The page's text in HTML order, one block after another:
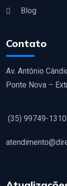
Blog
Contato
Av. Antônio
Ponte Nova –
(35) 99749-1310